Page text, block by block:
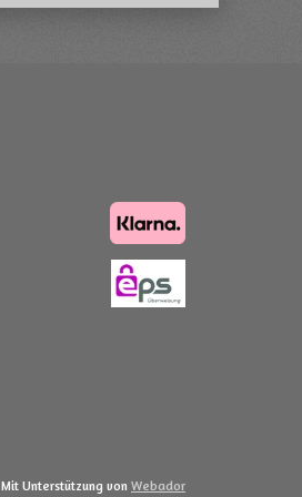
Mit Unterstützung von Webador